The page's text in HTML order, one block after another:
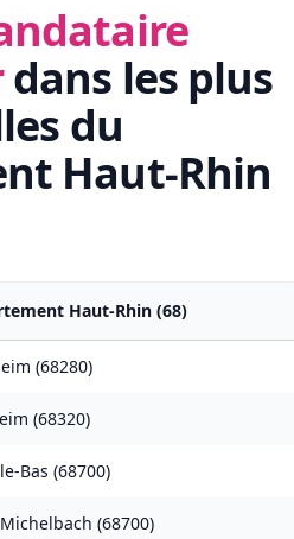
dans les plus
du
Haut-Rhin
Haut-Rhin (68)
(68280)
(68320)
Bas (68700)
(68700)